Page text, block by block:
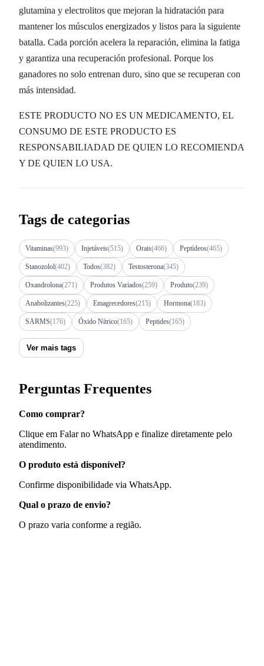
glutamina y electrolitos que mejoran la hidratación para
mantener los músculos energizados y listos para la siguiente
batalla. Cada porción acelera la reparación, elimina la fatiga
y garantiza una recuperación profesional. Porque los
ganadores no solo entrenan duro, sino que se recuperan con
más intensidad.
ESTE PRODUCTO NO ES UN MEDICAMENTO, EL
CONSUMO DE ESTE PRODUCTO ES
RESPONSABILIADAD DE QUIEN LO RECOMIENDA
Y DE QUIEN LO USA.
Tags de categorias
Vitaminas(993) Injetáveis(515) Orais(466) Peptídeos(465)
Stanozolol(402) Todos(382) Testosterona(345)
Oxandrolona(271) Produtos Variados(259) Produto(239)
Anabolizantes(225) Emagrecedores(215) Hormona(183)
SARMS(176) Óxido Nítrico(165) Peptides(165)
Ver mais tags
Perguntas Frequentes
Como comprar?
Clique em Falar no WhatsApp e finalize diretamente pelo
atendimento.
O produto está disponível?
Confirme disponibilidade via WhatsApp.
Qual o prazo de envio?
O prazo varia conforme a região.